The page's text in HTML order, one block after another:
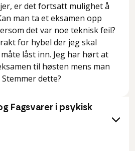
er det fortsatt mulighet å
man ta et eksamen opp
det var noe teknisk feil?
for hybel der jeg skal
låst inn. Jeg har hørt at
til høsten mens man
dette?
Fagsvarer i psykisk